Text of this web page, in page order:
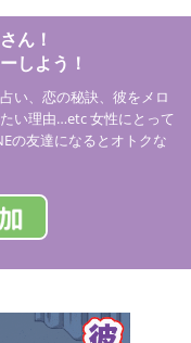
ん！
しよう！
い、恋の秘訣、彼をメロ
い理由…etc 女性にとって
の友達になるとオトクな